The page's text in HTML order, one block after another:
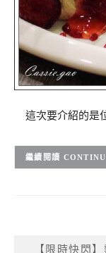
這次要介紹的是
【限時快閃